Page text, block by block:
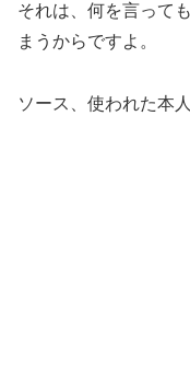
それは、何を言って
まうからですよ。
ソース、使われた本人